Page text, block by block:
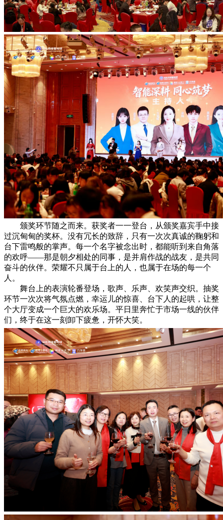
颁奖环节随之而来。获奖者一一登台，从颁奖嘉宾手中接
过沉甸甸的奖杯。没有冗长的致辞，只有一次次真诚的鞠躬和
台下雷鸣般的掌声。每一个名字被念出时，都能听到来自角落
的欢呼——那是朝夕相处的同事，是并肩作战的战友，是共同
奋斗的伙伴。荣耀不只属于台上的人，也属于在场的每一个
人。
舞台上的表演轮番登场，歌声、乐声、欢笑声交织。抽奖
环节一次次将气氛点燃，幸运儿的惊喜、台下人的起哄，让整
个大厅变成一个巨大的欢乐场。平日里奔忙于市场一线的伙伴
们，终于在这一刻卸下疲惫，开怀大笑。